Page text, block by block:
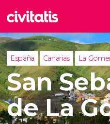
España Canarias La
San
de La